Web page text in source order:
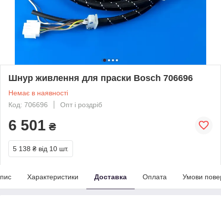
Шнур живлення для праски Bosch 706696
Немає в наявності
Код: 706696
Опт і роздріб
6 501 ₴
5 138 ₴ від 10 шт.
Характеристики Доставка Оплата Умови